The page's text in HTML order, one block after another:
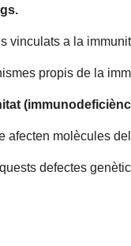
vinculats a la
propis de la
afecten molècules
defectes